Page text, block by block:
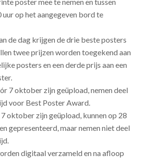
uur op het aangegeven bord te
de dag krijgen de drie beste posters
twee prijzen worden toegekend aan
posters en een derde prijs aan een
7 oktober zijn geüpload, nemen deel
voor Best Poster Award.
oktober zijn geüpload, kunnen op 28
gepresenteerd, maar nemen niet deel
digitaal verzameld en na afloop